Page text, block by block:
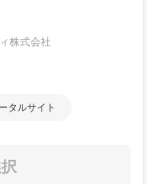
株式会社
タルサイト